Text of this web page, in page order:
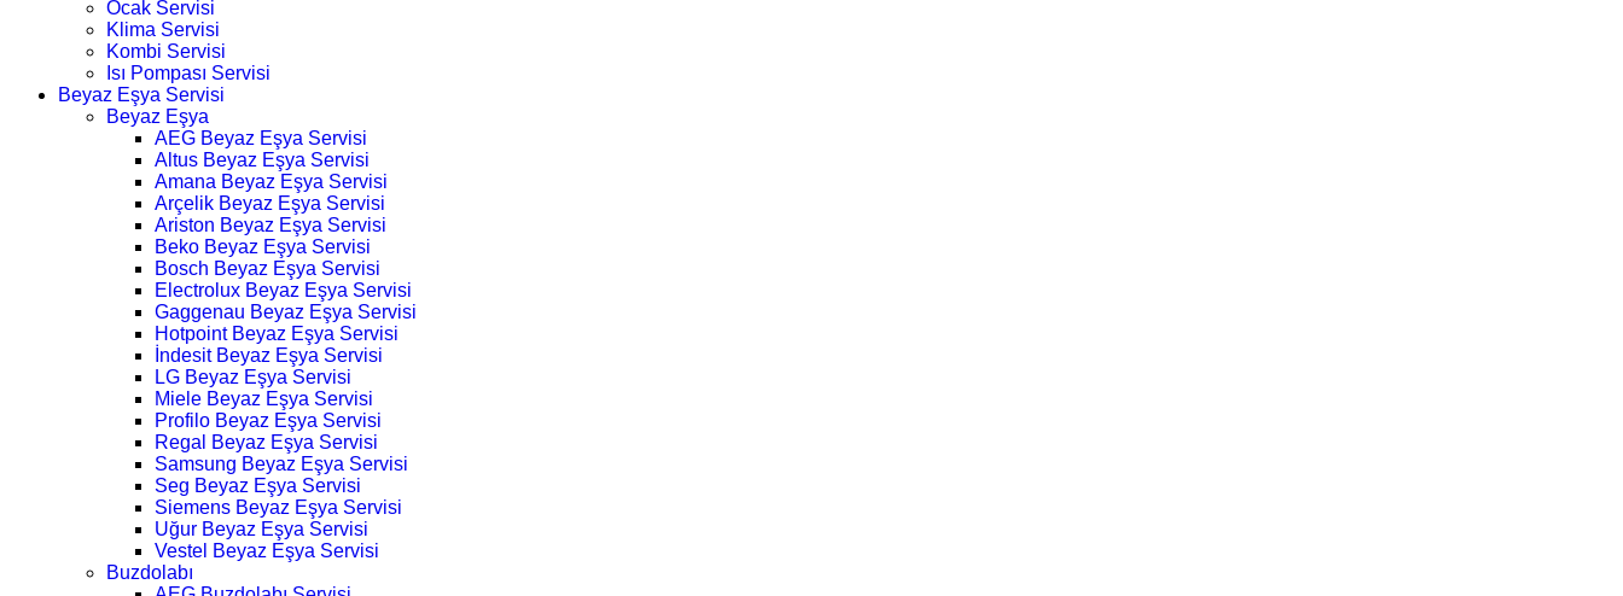
Ocak Servisi
Klima Servisi
Kombi Servisi
Isı Pompası Servisi
Beyaz Eşya Servisi
Beyaz Eşya
AEG Beyaz Eşya Servisi
Altus Beyaz Eşya Servisi
Amana Beyaz Eşya Servisi
Arçelik Beyaz Eşya Servisi
Ariston Beyaz Eşya Servisi
Beko Beyaz Eşya Servisi
Bosch Beyaz Eşya Servisi
Electrolux Beyaz Eşya Servisi
Gaggenau Beyaz Eşya Servisi
Hotpoint Beyaz Eşya Servisi
İndesit Beyaz Eşya Servisi
LG Beyaz Eşya Servisi
Miele Beyaz Eşya Servisi
Profilo Beyaz Eşya Servisi
Regal Beyaz Eşya Servisi
Samsung Beyaz Eşya Servisi
Seg Beyaz Eşya Servisi
Siemens Beyaz Eşya Servisi
Uğur Beyaz Eşya Servisi
Vestel Beyaz Eşya Servisi
Buzdolabı